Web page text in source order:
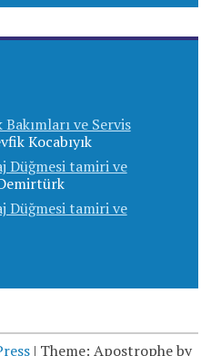
ve Servis
Kocabıyık
Düğmesi tamiri ve
Düğmesi tamiri ve
| Theme: Apostrophe by